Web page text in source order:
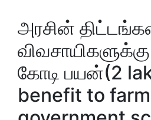
அரசின்
கோடி பயன்(2
benefit to